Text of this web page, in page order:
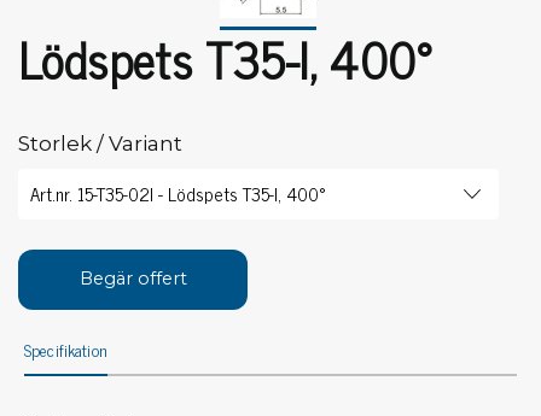
Lödspets T35-I, 400°
Storlek / Variant
Begär offert
Specifikation